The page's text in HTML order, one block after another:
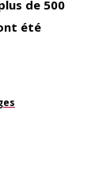
de 500
été